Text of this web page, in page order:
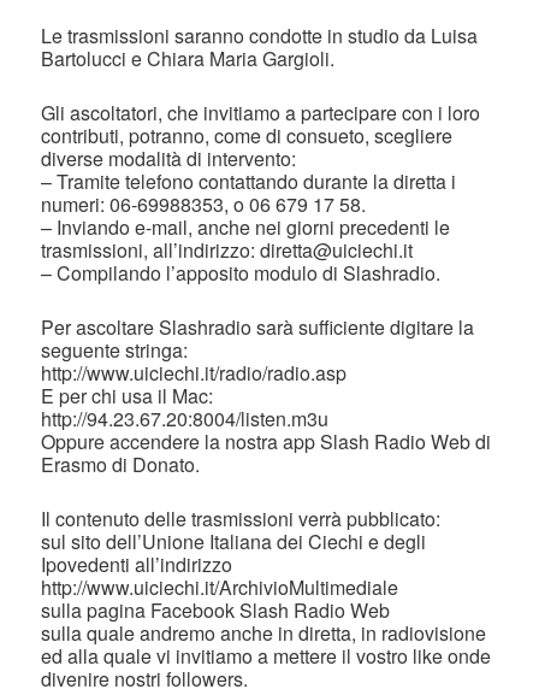
Le trasmissioni saranno condotte in studio da Luisa
Bartolucci e Chiara Maria Gargioli.
Gli ascoltatori, che invitiamo a partecipare con i loro
contributi, potranno, come di consueto, scegliere
diverse modalità di intervento:
– Tramite telefono contattando durante la diretta i
numeri: 06-69988353, o 06 679 17 58.
– Inviando e-mail, anche nei giorni precedenti le
trasmissioni, all’indirizzo: diretta@uiciechi.it
– Compilando l’apposito modulo di Slashradio.
Per ascoltare Slashradio sarà sufficiente digitare la
seguente stringa:
http://www.uiciechi.it/radio/radio.asp
E per chi usa il Mac:
http://94.23.67.20:8004/listen.m3u
Oppure accendere la nostra app Slash Radio Web di
Erasmo di Donato.
Il contenuto delle trasmissioni verrà pubblicato:
sul sito dell’Unione Italiana dei Ciechi e degli
Ipovedenti all’indirizzo
http://www.uiciechi.it/ArchivioMultimediale
sulla pagina Facebook Slash Radio Web
sulla quale andremo anche in diretta, in radiovisione
ed alla quale vi invitiamo a mettere il vostro like onde
divenire nostri followers.